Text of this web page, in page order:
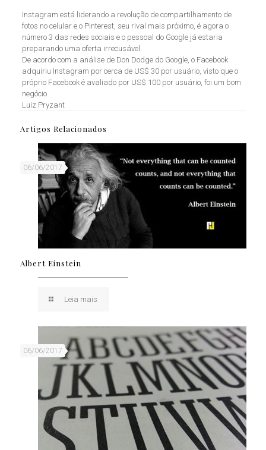
Instagram está liderando a revolução de compartilhamento de
fotos no celular e o Pinterest, seu rival mais próximo, é agora o
número 3 das redes sociais e o pessoal do Google já estaria
preparando uma oferta irrecusável.
De acordo com a análise de Don Dodge do Google, o Facebook
adquiriu Instagram por cerca de US$ 30 por usuário, visto que o
próprio Facebook é avaliado por US$ 100 por usuário, foi um bom
negócio.
Luiz Pryzant
Artigos Relacionados
06/06/2017
Albert Einstein
Leia mais
06/06/2017